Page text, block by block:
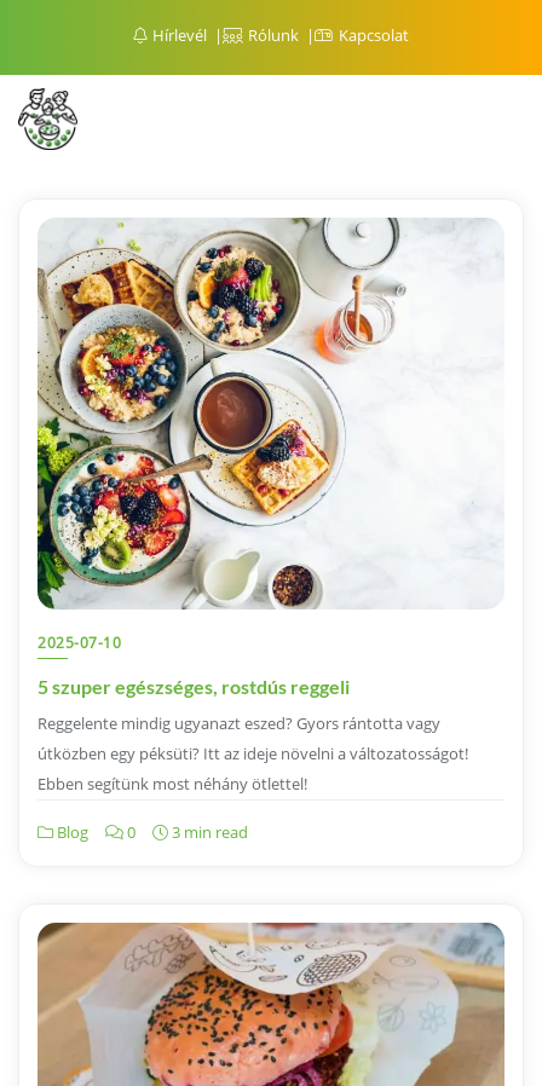
Hírlevél Rólunk Kapcsolat
2025-07-10
5 szuper egészséges, rostdús reggeli
Reggelente mindig ugyanazt eszed? Gyors rántotta vagy
útközben egy péksüti? Itt az ideje növelni a változatosságot!
Ebben segítünk most néhány ötlettel!
Blog 0 3 min read